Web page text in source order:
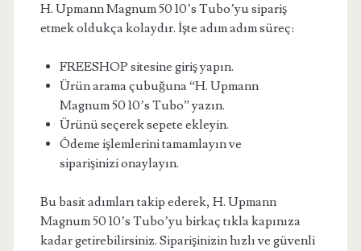
H. Upmann Magnum 50 10’s Tubo’yu sipariş
etmek oldukça kolaydır. İşte adım adım süreç:
FREESHOP sitesine giriş yapın.
Ürün arama çubuğuna “H. Upmann
Magnum 50 10’s Tubo” yazın.
Ürünü seçerek sepete ekleyin.
Ödeme işlemlerini tamamlayın ve
siparişinizi onaylayın.
Bu basit adımları takip ederek, H. Upmann
Magnum 50 10’s Tubo’yu birkaç tıkla kapınıza
kadar getirebilirsiniz. Siparişinizin hızlı ve güvenli